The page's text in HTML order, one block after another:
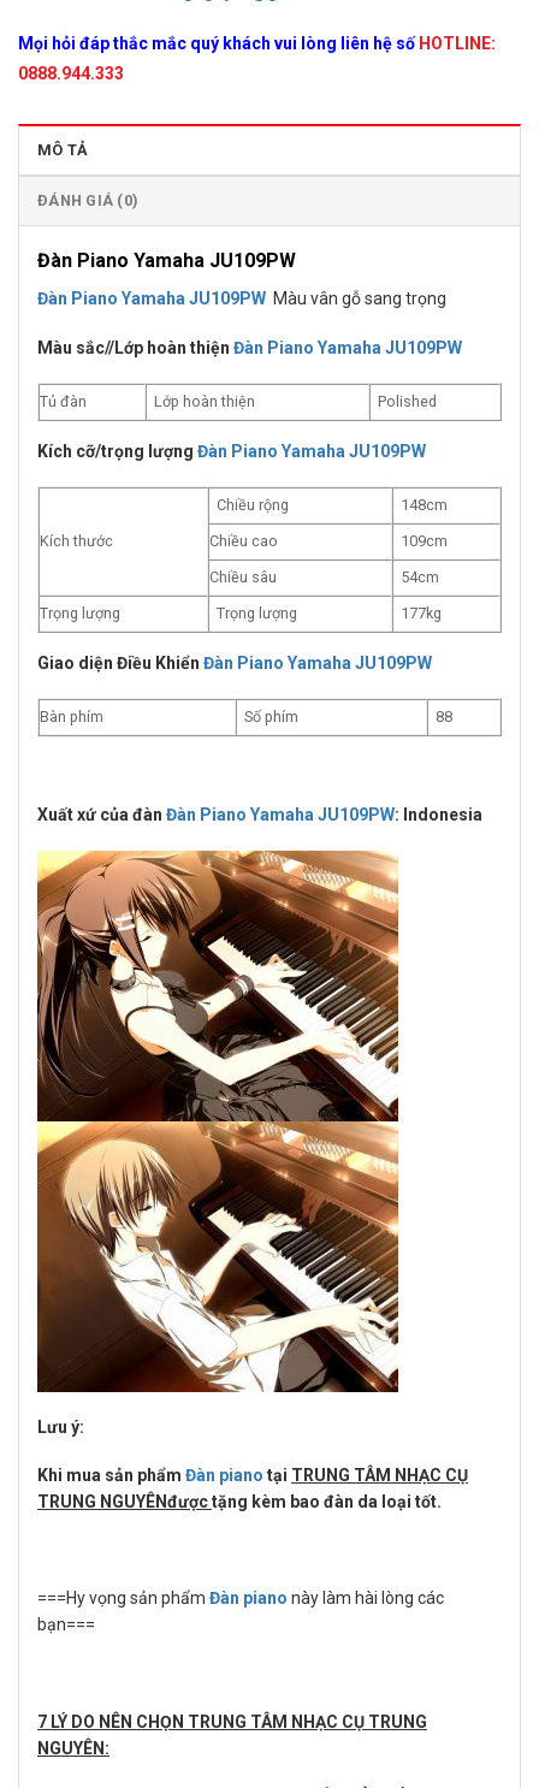
Mọi hỏi đáp thắc mắc quý khách vui lòng liên hệ số HOTLINE:
0888.944.333
MÔ TẢ
ĐÁNH GIÁ (0)
Đàn Piano Yamaha JU109PW
Đàn Piano Yamaha JU109PW Màu vân gỗ sang trọng
Màu sắc//Lớp hoàn thiện Đàn Piano Yamaha JU109PW
Tủ đàn Lớp hoàn thiện Polished
Kích cỡ/trọng lượng Đàn Piano Yamaha JU109PW
Kích thước
Chiều rộng
148cm
Chiều cao
109cm
Chiều sâu
54cm
Trọng lượng
Trọng lượng 177kg
Giao diện Điều Khiển Đàn Piano Yamaha JU109PW
Bàn phím Số phím 88
Xuất xứ của đàn Đàn Piano Yamaha JU109PW: Indonesia
Lưu ý:
Khi mua sản phẩm Đàn piano tại TRUNG TÂM NHẠC CỤ
TRUNG NGUYÊNđượctặng kèm bao đàn da loại tốt.
===Hy vọng sản phẩm Đàn piano này làm hài lòng các
bạn===
7 LÝ DO NÊN CHỌN TRUNG TÂM NHẠC CỤ TRUNG
NGUYÊN: